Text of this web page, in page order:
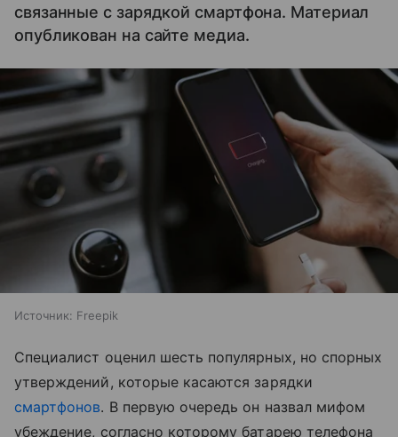
связанные с зарядкой смартфона. Материал
опубликован на сайте медиа.
Источник: Freepik
Специалист оценил шесть популярных, но спорных
утверждений, которые касаются зарядки
смартфонов. В первую очередь он назвал мифом
убеждение, согласно которому батарею телефона